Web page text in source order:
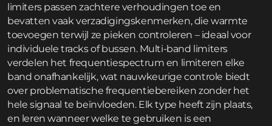
limiters passen zachtere verhoudingen toe en
bevatten vaak verzadigingskenmerken, die warmte
toevoegen terwijl ze pieken controleren – ideaal voor
individuele tracks of bussen. Multi-band limiters
verdelen het frequentiespectrum en limiteren elke
band onafhankelijk, wat nauwkeurige controle biedt
over problematische frequentiebereiken zonder het
hele signaal te beïnvloeden. Elk type heeft zijn plaats,
en leren wanneer welke te gebruiken is een